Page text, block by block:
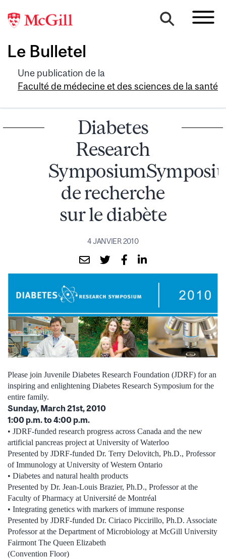
Le Bulletel
Une publication de la
Faculté de médecine et des sciences de la santé
Diabetes
Research
de recherche
sur le diabète
4 JANVIER 2010
Please join Juvenile Diabetes Research Foundation (JDRF) for an
inspiring and enlightening Diabetes Research Symposium for the
entire family.
Sunday, March 21st, 2010
1:00 p.m. to 4:00 p.m.
• JDRF-funded research progress across Canada and the new
artificial pancreas project at University of Waterloo
Presented by JDRF-funded Dr. Terry Delovitch, Ph.D., Professor
of Immunology at University of Western Ontario
• Diabetes and natural health products
Presented by Dr. Jean-Louis Brazier, Ph.D., Professor at the
Faculty of Pharmacy at Université de Montréal
• Integrating genetics with markers of immune response
Presented by JDRF-funded Dr. Ciriaco Piccirillo, Ph.D. Associate
Professor at the Department of Microbiology at McGill University
Fairmont The Queen Elizabeth
(Convention Floor)